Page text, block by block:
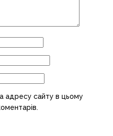
адресу сайту в цьому